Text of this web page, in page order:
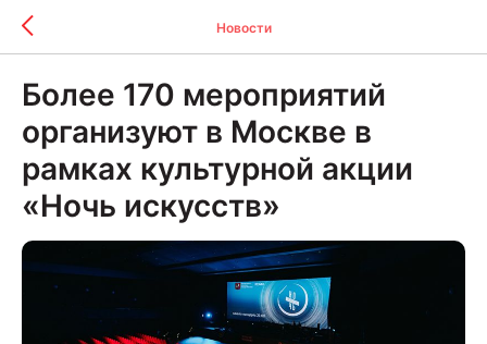
Новости
Более 170 мероприятий
организуют в Москве в
рамках культурной акции
«Ночь искусств»